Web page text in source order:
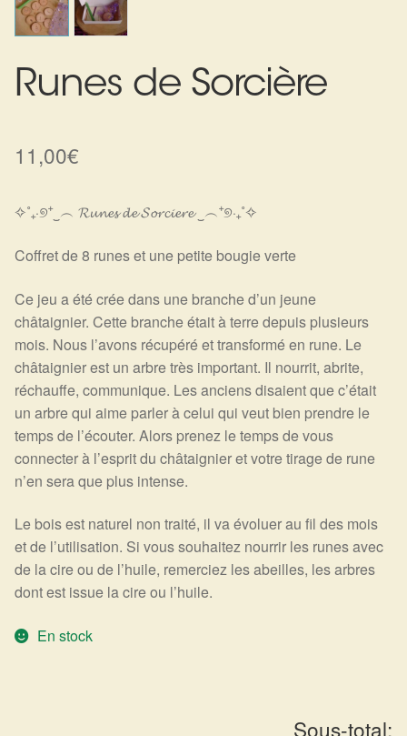
Harmonisation de l’être
Harmonisation des lieux
Sels de bain
Encens
Cadeaux de naissance
Ésotérisme : les pratiques spirituelles du monde invisible
Arts Divinatoires : Percez les Mystères de l’Invisible
Magie: Le Savoir des Sorcières
intérieur
Les pierres en détail
Test — Quelle Gardienne ?
Runes de Sorcière
11,00€
✧˚₊‧୭⁺‿︵ 𝓡𝓾𝓷𝓮𝓼 𝓭𝓮 𝓢𝓸𝓻𝓬𝓲𝓮𝓻𝓮 ‿︵⁺୭‧₊˚✧
Coffret de 8 runes et une petite bougie verte
Ce jeu a été crée dans une branche d’un jeune
châtaignier. Cette branche était à terre depuis plusieurs
mois. Nous l’avons récupéré et transformé en rune. Le
châtaignier est un arbre très important. Il nourrit, abrite,
réchauffe, communique. Les anciens disaient que c’était
un arbre qui aime parler à celui qui veut bien prendre le
temps de l’écouter. Alors prenez le temps de vous
connecter à l’esprit du châtaignier et votre tirage de rune
n’en sera que plus intense.
Le bois est naturel non traité, il va évoluer au fil des mois
et de l’utilisation. Si vous souhaitez nourrir les runes avec
de la cire ou de l’huile, remerciez les abeilles, les arbres
dont est issue la cire ou l’huile.
En stock
Sous-total: